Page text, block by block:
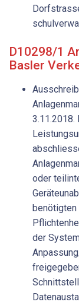
D10298/1
Basler
3.11.2018.
oder
der